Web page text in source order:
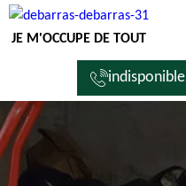
JE M'OCCUPE DE TOUT
indisponible